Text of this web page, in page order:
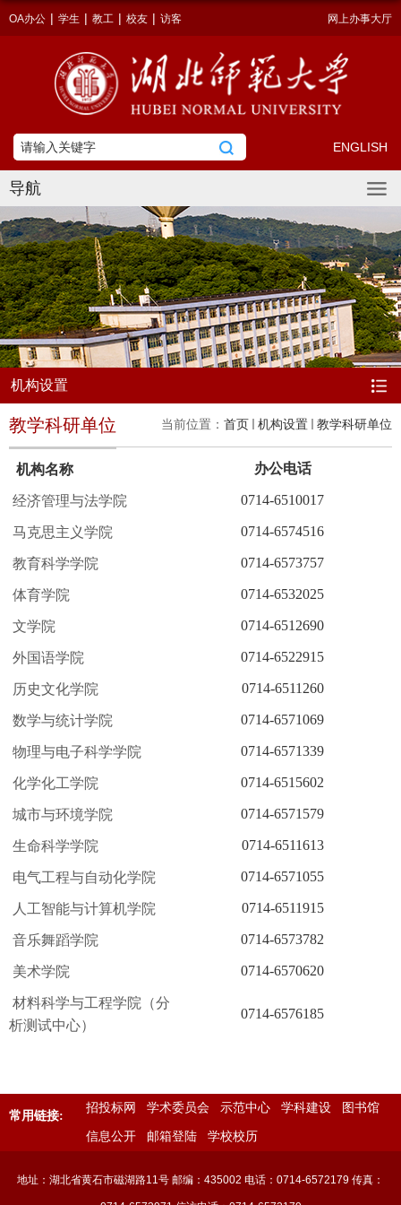
OA办公 | 学生 | 教工 | 校友 | 访客 网上办事大厅
ENGLISH
导航
机构设置
当前位置： 首页 机构设置 教学科研单位
教学科研单位
机构名称 办公电话
经济管理与法学院 0714-6510017
马克思主义学院 0714-6574516
教育科学学院 0714-6573757
体育学院 0714-6532025
文学院 0714-6512690
外国语学院 0714-6522915
历史文化学院 0714-6511260
数学与统计学院 0714-6571069
物理与电子科学学院 0714-6571339
化学化工学院 0714-6515602
城市与环境学院 0714-6571579
生命科学学院 0714-6511613
电气工程与自动化学院 0714-6571055
人工智能与计算机学院 0714-6511915
音乐舞蹈学院 0714-6573782
美术学院 0714-6570620
材料科学与工程学院（分
析测试中心）
0714-6576185
常用链接:
招投标网 学术委员会 示范中心 学科建设 图书馆
信息公开 邮箱登陆 学校校历
地址：湖北省黄石市磁湖路11号 邮编：435002 电话：0714-6572179 传真：